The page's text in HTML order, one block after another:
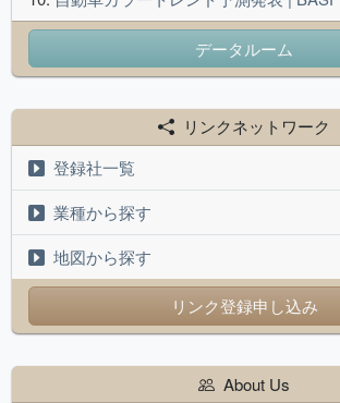
データルーム
リンクネットワーク
登録社一覧
業種から探す
地図から探す
リンク登録申し込み
About Us